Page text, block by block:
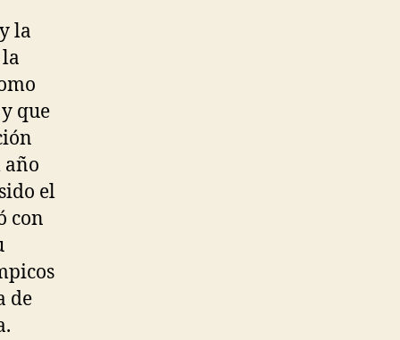
la
que
año
el
con
de